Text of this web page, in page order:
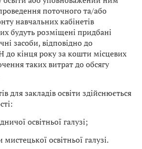
поточного та/або
навчальних кабінетів
будуть розміщені придбані
засоби, відповідно до
кінця року за кошти місцевих
таких витрат до обсягу
для закладів освіти здійснюється
освітньої галузі;
мистецької освітньої галузі.